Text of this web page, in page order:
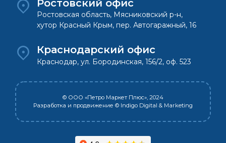
Ростовский офис
Ростовская область, Мясниковский р-н,
хутор Красный Крым, пер. Автогаражный, 16
Краснодарский офис
Краснодар, ул. Бородинская, 156/2, оф. 523
© ООО «Петро Маркет Плюс», 2024
Разработка и продвижение © Indigo Digital & Marketing